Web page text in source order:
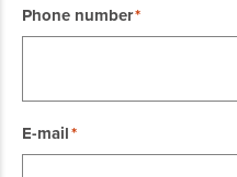
Phone number
E-mail